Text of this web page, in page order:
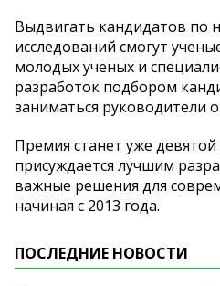
Выдвигать кандидатов по
исследований смогут
молодых ученых и
разработок подбором
заниматься руководители
Премия станет уже девятой
присуждается лучшим
важные решения для
начиная с 2013 года.
ПОСЛЕДНИЕ НОВОСТИ